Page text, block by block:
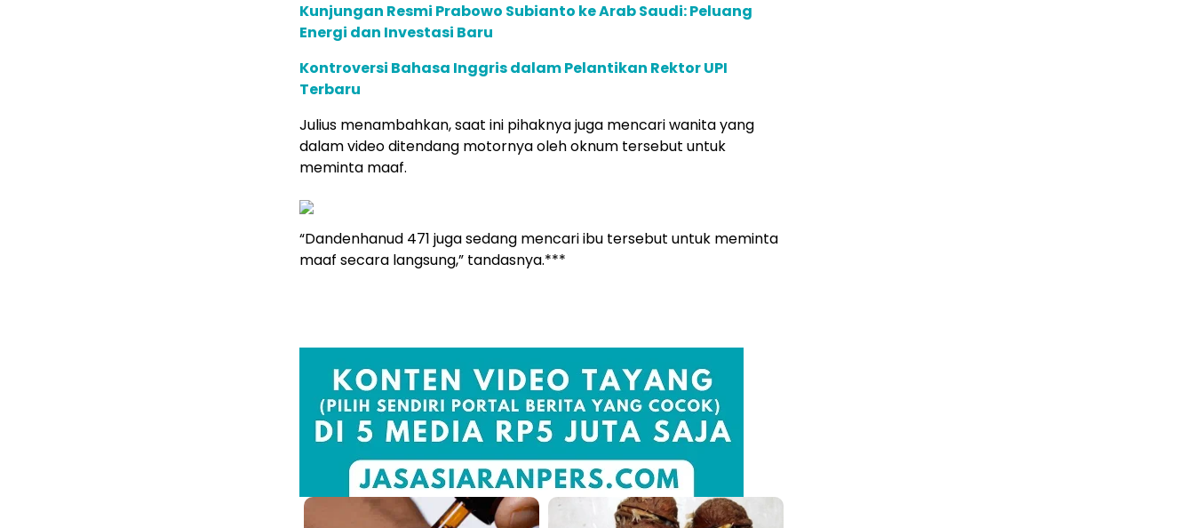
Kunjungan Resmi Prabowo Subianto ke Arab Saudi: Peluang
Energi dan Investasi Baru
Kontroversi Bahasa Inggris dalam Pelantikan Rektor UPI
Terbaru
Julius menambahkan, saat ini pihaknya juga mencari wanita yang
dalam video ditendang motornya oleh oknum tersebut untuk
meminta maaf.
“Dandenhanud 471 juga sedang mencari ibu tersebut untuk meminta
maaf secara langsung,” tandasnya.***